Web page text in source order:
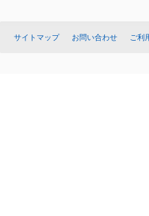
サイトマップ お問い合わせ ご利